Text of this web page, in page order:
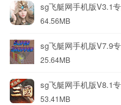
sg飞艇网手机版V3.1
64.56MB
sg飞艇网手机版V7.9
25.64MB
sg飞艇网手机版V8.1
53.41MB